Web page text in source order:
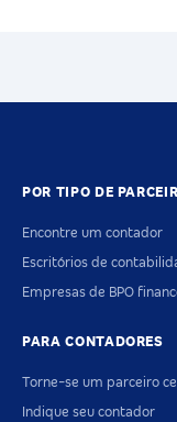
POR TIPO DE
Encontre um contador
Escritórios de
Empresas de BPO
PARA CONTADORES
Torne-se um parceiro
Indique seu contador